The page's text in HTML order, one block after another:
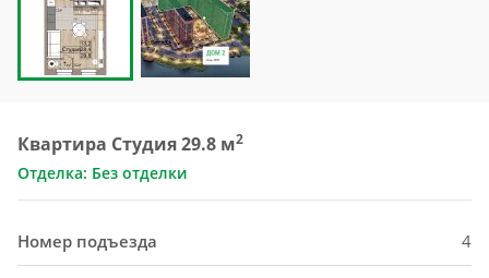
Квартира Студия 29.8 м2
Отделка: Без отделки
Номер подъезда 4